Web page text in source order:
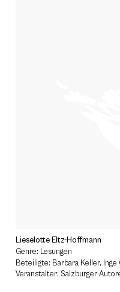
Lieselotte Eltz-Hoffmann
Genre: Lesungen
Beteiligte: Barbara Keller,
Veranstalter: Salzburger